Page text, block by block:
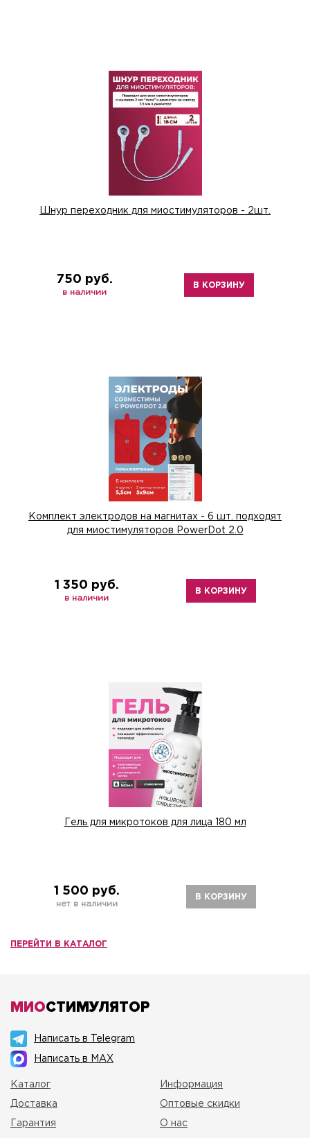
Шнур переходник для миостимуляторов - 2шт.
750 руб.
в наличии
В КОРЗИНУ
Комплект электродов на магнитах - 6 шт. подходят
для миостимуляторов PowerDot 2.0
1 350 руб.
в наличии
В КОРЗИНУ
Гель для микротоков для лица 180 мл
1 500 руб.
нет в наличии
В КОРЗИНУ
ПЕРЕЙТИ В КАТАЛОГ
МИОСТИМУЛЯТОР
Каталог
Доставка
Гарантия
Информация
Оптовые скидки
О нас
Написать в Telegram
Написать в MAX